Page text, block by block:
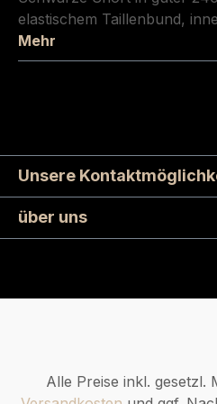
elastischem Taillenbund,
Mehr
Unsere
über uns
Alle Preise inkl. gesetzl.